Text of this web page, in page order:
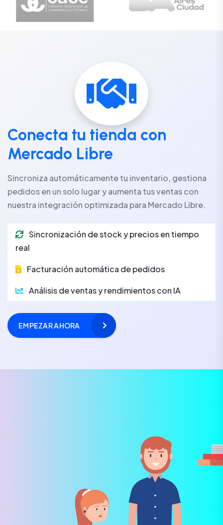
Conecta tu tienda con
Mercado Libre
Sincroniza automáticamente tu inventario, gestiona
pedidos en un solo lugar y aumenta tus ventas con
nuestra integración optimizada para Mercado Libre.
Sincronización de stock y precios en tiempo
real
Facturación automática de pedidos
Análisis de ventas y rendimientos con IA
EMPEZAR AHORA